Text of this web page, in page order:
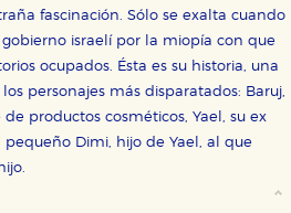
fascinación. Sólo se exalta cuando
israelí por la miopía con que
ocupados. Ésta es su historia, una
personajes más disparatados: Baruj,
productos cosméticos, Yael, su ex
Dimi, hijo de Yael, al que